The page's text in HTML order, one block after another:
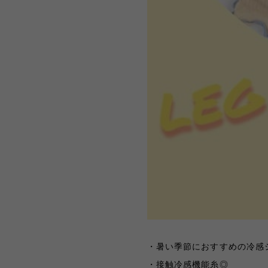
・暑い季節におすすめの冷感
・接触冷感機能糸◎